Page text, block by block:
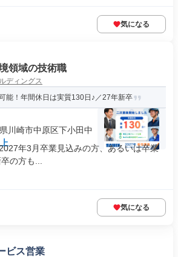
気になる
領域の技術職
ディングス
能！年間休日は実質130日♪／27年新卒
川崎市中原区下小田中
年3月卒業見込みの方、あるいは卒業
の方も...
気になる
ビス営業